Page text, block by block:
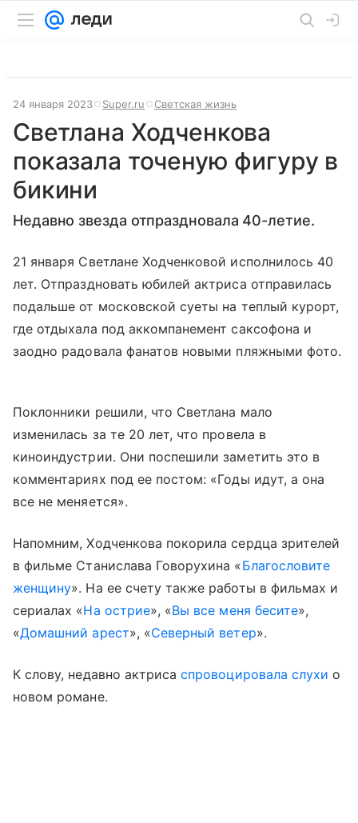
24 января 2023 Super.ru Светская жизнь
Светлана Ходченкова
показала точеную фигуру в
бикини
Недавно звезда отпраздновала 40-летие.
21 января Светлане Ходченковой исполнилось 40
лет. Отпраздновать юбилей актриса отправилась
подальше от московской суеты на теплый курорт,
где отдыхала под аккомпанемент саксофона и
заодно радовала фанатов новыми пляжными фото.
Поклонники решили, что Светлана мало
изменилась за те 20 лет, что провела в
киноиндустрии. Они поспешили заметить это в
комментариях под ее постом: «Годы идут, а она
все не меняется».
Напомним, Ходченкова покорила сердца зрителей
в фильме Станислава Говорухина «Благословите
женщину». На ее счету также работы в фильмах и
сериалах «На острие», «Вы все меня бесите»,
«Домашний арест», «Северный ветер».
К слову, недавно актрисаспровоцировала слухи о
новом романе.